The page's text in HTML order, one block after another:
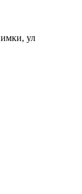
ул